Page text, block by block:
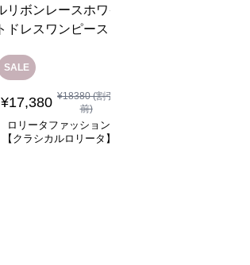
SALE
¥17,380 ¥18380(割引
前)
ロリータファッション
【クラシカルロリータ】